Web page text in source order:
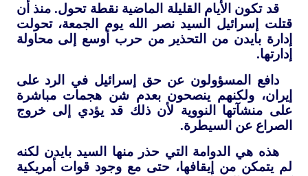
قد تكون الأيام القليلة الماضية نقطة تحول. منذ أن
قتلت إسرائيل السيد نصر الله يوم الجمعة، تحولت
إدارة بايدن من التحذير من حرب أوسع إلى محاولة
إدارتها.
دافع المسؤولون عن حق إسرائيل في الرد على
إيران، ولكنهم ينصحون بعدم شن هجمات مباشرة
على منشآتها النووية لأن ذلك قد يؤدي إلى خروج
الصراع عن السيطرة.
هذه هي الدوامة التي حذر منها السيد بايدن لكنه
لم يتمكن من إيقافها، حتى مع وجود قوات أمريكية